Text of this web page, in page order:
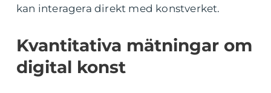
kan interagera direkt med konstverket.
Kvantitativa mätningar om
digital konst